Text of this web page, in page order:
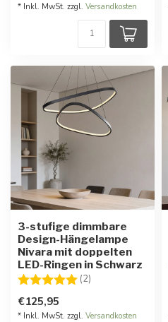
* Inkl. MwSt. zzgl. Versandkosten
3-stufige dimmbare
Design-Hängelampe
Nivara mit doppelten
LED-Ringen in Schwarz
Bewertung:
(2)
€125,95
* Inkl. MwSt. zzgl. Versandkosten